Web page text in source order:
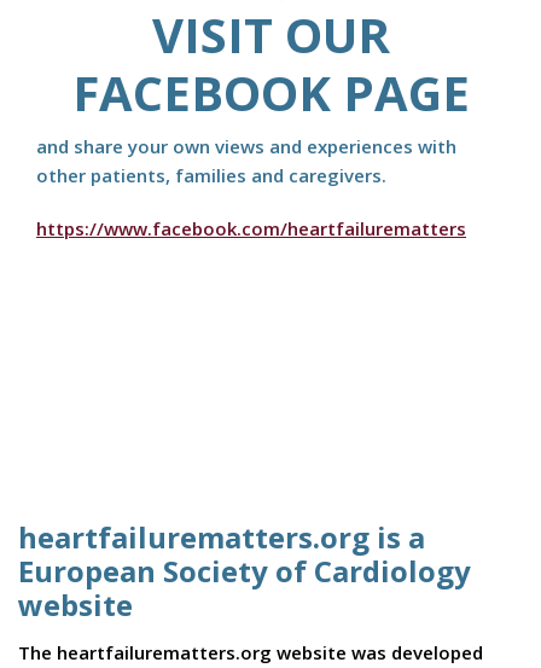
VISIT OUR
FACEBOOK PAGE
and share your own views and experiences with
other patients, families and caregivers.
https://www.facebook.com/heartfailurematters
heartfailurematters.org is a
European Society of Cardiology
website
The heartfailurematters.org website was developed